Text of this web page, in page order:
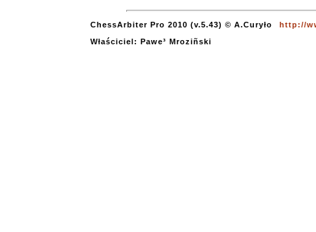
ChessArbiter Pro 2010 (v.5.43) © A.Curyło
http://
Właściciel: Pawe³ Mroziñski